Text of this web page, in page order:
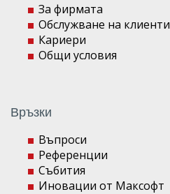
За фирмата
Обслужване на клиенти
Кариери
Общи условия
Връзки
Въпроси
Референции
Събития
Иновации от Максофт